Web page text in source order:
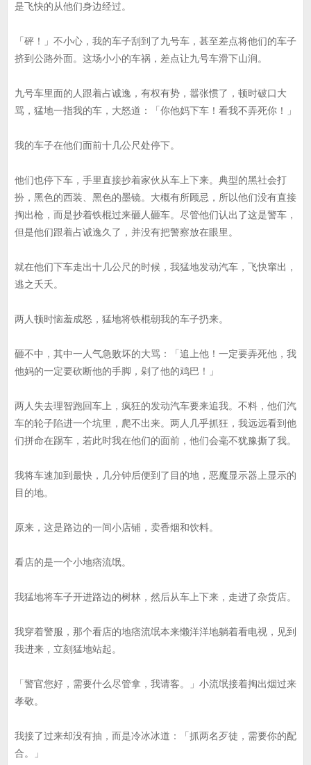
是飞快的从他们身边经过。
「砰！」不小心，我的车子刮到了九号车，甚至差点将他们的车子
挤到公路外面。这场小小的车祸，差点让九号车滑下山涧。
九号车里面的人跟着占诚逸，有权有势，嚣张惯了，顿时破口大
骂，猛地一指我的车，大怒道：「你他妈下车！看我不弄死你！」
我的车子在他们面前十几公尺处停下。
他们也停下车，手里直接抄着家伙从车上下来。典型的黑社会打
扮，黑色的西装、黑色的墨镜。大概有所顾忌，所以他们没有直接
掏出枪，而是抄着铁棍过来砸人砸车。尽管他们认出了这是警车，
但是他们跟着占诚逸久了，并没有把警察放在眼里。
就在他们下车走出十几公尺的时候，我猛地发动汽车，飞快窜出，
逃之夭夭。
两人顿时恼羞成怒，猛地将铁棍朝我的车子扔来。
砸不中，其中一人气急败坏的大骂：「追上他！一定要弄死他，我
他妈的一定要砍断他的手脚，剁了他的鸡巴！」
两人失去理智跑回车上，疯狂的发动汽车要来追我。不料，他们汽
车的轮子陷进一个坑里，爬不出来。两人几乎抓狂，我远远看到他
们拼命在踢车，若此时我在他们的面前，他们会毫不犹豫撕了我。
我将车速加到最快，几分钟后便到了目的地，恶魔显示器上显示的
目的地。
原来，这是路边的一间小店铺，卖香烟和饮料。
看店的是一个小地痞流氓。
我猛地将车子开进路边的树林，然后从车上下来，走进了杂货店。
我穿着警服，那个看店的地痞流氓本来懒洋洋地躺着看电视，见到
我进来，立刻猛地站起。
「警官您好，需要什么尽管拿，我请客。」小流氓接着掏出烟过来
孝敬。
我接了过来却没有抽，而是冷冰冰道：「抓两名歹徒，需要你的配
合。」